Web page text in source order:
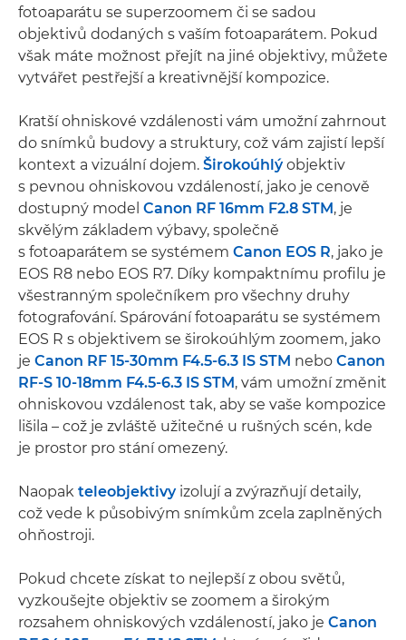
fotoaparátu se superzoomem či se sadou
objektivů dodaných s vaším fotoaparátem. Pokud
však máte možnost přejít na jiné objektivy, můžete
vytvářet pestřejší a kreativnější kompozice.
Kratší ohniskové vzdálenosti vám umožní zahrnout
do snímků budovy a struktury, což vám zajistí lepší
kontext a vizuální dojem. Širokoúhlýobjektiv
s pevnou ohniskovou vzdáleností, jako je cenově
dostupný model Canon RF 16mm F2.8 STM, je
skvělým základem výbavy, společně
s fotoaparátem se systémem Canon EOS R, jako je
EOS R8 nebo EOS R7. Díky kompaktnímu profilu je
všestranným společníkem pro všechny druhy
fotografování. Spárování fotoaparátu se systémem
EOS R s objektivem se širokoúhlým zoomem, jako
je Canon RF 15-30mm F4.5-6.3 IS STM nebo Canon
RF-S 10-18mm F4.5-6.3 IS STM, vám umožní změnit
ohniskovou vzdálenost tak, aby se vaše kompozice
lišila – což je zvláště užitečné u rušných scén, kde
je prostor pro stání omezený.
Naopak teleobjektivyizolují a zvýrazňují detaily,
což vede k působivým snímkům zcela zaplněných
ohňostroji.
Pokud chcete získat to nejlepší z obou světů,
vyzkoušejte objektiv se zoomem a širokým
rozsahem ohniskových vzdáleností, jako je Canon